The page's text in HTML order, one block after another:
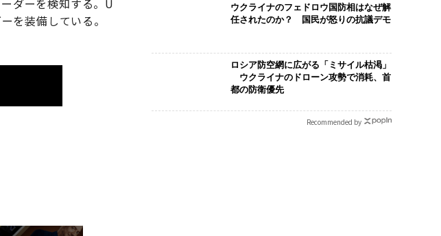
ダーを検知する。U
を装備している。
ウクライナのフェドロウ国防相はなぜ解
任されたのか？ 国民が怒りの抗議デモ
ロシア防空網に広がる「ミサイル枯渇」
ウクライナのドローン攻勢で消耗、首
都の防衛優先
Recommended by